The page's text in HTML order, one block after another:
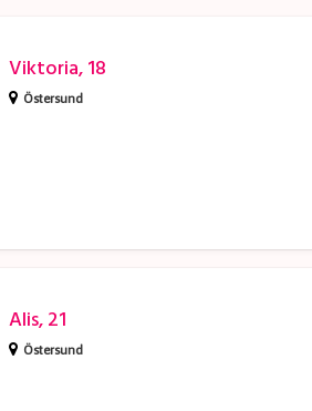
Viktoria, 18
Östersund
Alis, 21
Östersund